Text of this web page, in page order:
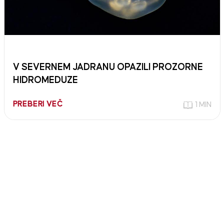
V SEVERNEM JADRANU OPAZILI PROZORNE
HIDROMEDUZE
PREBERI VEČ 1 MIN